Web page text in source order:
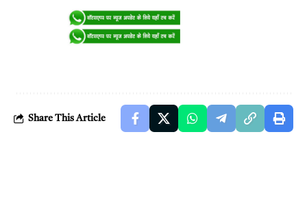
Share This Article